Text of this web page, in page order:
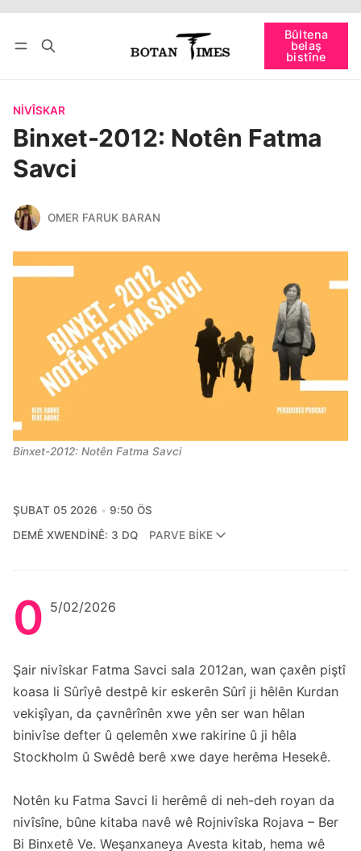
Bûltena
belaş
bistîne
bişopîne
NIVÎSKAR
Binxet-2012: Notên Fatma
Savci
OMER FARUK BARAN
Binxet-2012: Notên Fatma Savci
ŞUBAT 05 2026
9:50 ÖS
DEMÊ XWENDINÊ: 3 DQ
PARVE BIKE
0 5/02/2026
Şair nivîskar Fatma Savci sala 2012an, wan çaxên piştî
koasa li Sûrîyê destpê kir eskerên Sûrî ji hêlên Kurdan
vekişîyan, da çavnêrînên xwe yên ser wan hêlan
binivîse defter û qelemên xwe rakirine û ji hêla
Stockholm û Swêdê berê xwe daye herêma Hesekê.
Notên ku Fatma Savci li herêmê di neh-deh royan da
nivîsîne, bûne kitaba navê wê Rojnivîska Rojava – Ber
Bi Binxetê Ve. Weşanxaneya Avesta kitab, hema wê